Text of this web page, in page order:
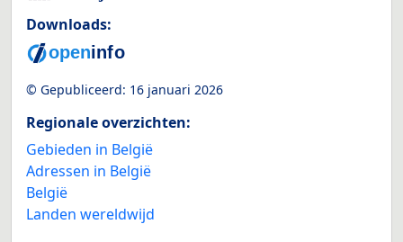
Downloads:
© Gepubliceerd: 16 januari 2026
Regionale overzichten:
Gebieden in België
Adressen in België
België
Landen wereldwijd